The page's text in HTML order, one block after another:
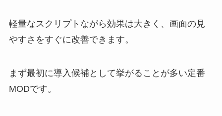
軽量なスクリプトながら効果は大きく、画面の見
やすさをすぐに改善できます。
まず最初に導入候補として挙がることが多い定番
MODです。